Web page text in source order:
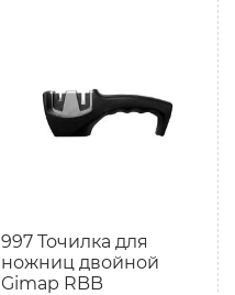
997 Точилка для
ножниц двойной
Gimap RBB